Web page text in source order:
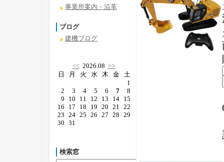
事業所案内・沿革
ブログ
建機ブログ
<<2026.08 >>
日
2
9
16
23
30
月
3
10
17
24
31
火
4
11
18
25
水
5
12
19
26
木
6
13
20
27
金
7
14
21
28
土
1
8
15
22
29
検索窓